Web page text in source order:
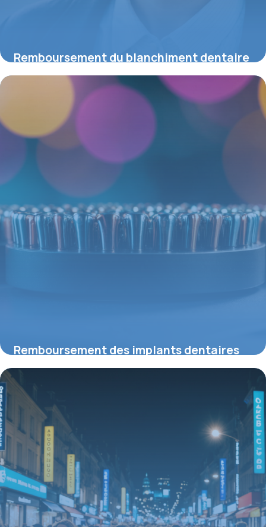
Remboursement du blanchiment dentaire
en France : ce que vous devez savoir
Remboursement des implants dentaires
en 2026 : ce que vous devez savoir
21 mai 2026